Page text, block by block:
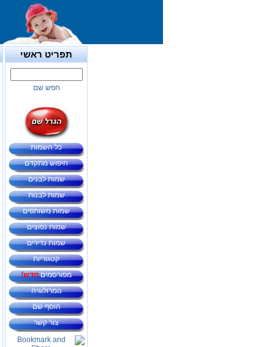
תפריט ראשי
חפש שם
כל השמות
חיפוש מתקדם
שמות לבנים
שמות לבנות
שמות משותפים
שמות נפוצים
שמות נדירים
קטגוריות
מפורסמיםחדש!
נומרולוגיה
הוסף שם
צור קשר